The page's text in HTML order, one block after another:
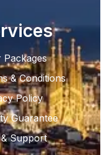
Packages
& Conditions
Policy
Guarantee
& Support